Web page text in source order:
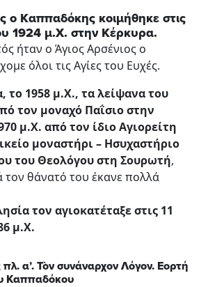
ο Καππαδόκης κοιμήθηκε στις
1924 μ.Χ. στην Κέρκυρα.
ήταν ο Άγιος Αρσένιος ο
όλοι τις Αγίες του Ευχές.
το 1958 μ.Χ., τα λείψανα του
τον μοναχό Παΐσιο στην
μ.Χ. από τον ίδιο Αγιορείτη
μοναστήρι – Ησυχαστήριο
του Θεολόγου στη Σουρωτή,
τον θάνατό του έκανε πολλά
τον αγιοκατέταξε στις 11
μ.Χ.
α’. Τὸν συνάναρχον Λόγον. Εορτή
Καππαδόκου